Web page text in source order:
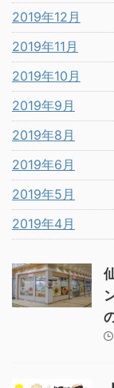
2019年12月
2019年11月
2019年10月
2019年9月
2019年8月
2019年6月
2019年5月
2019年4月